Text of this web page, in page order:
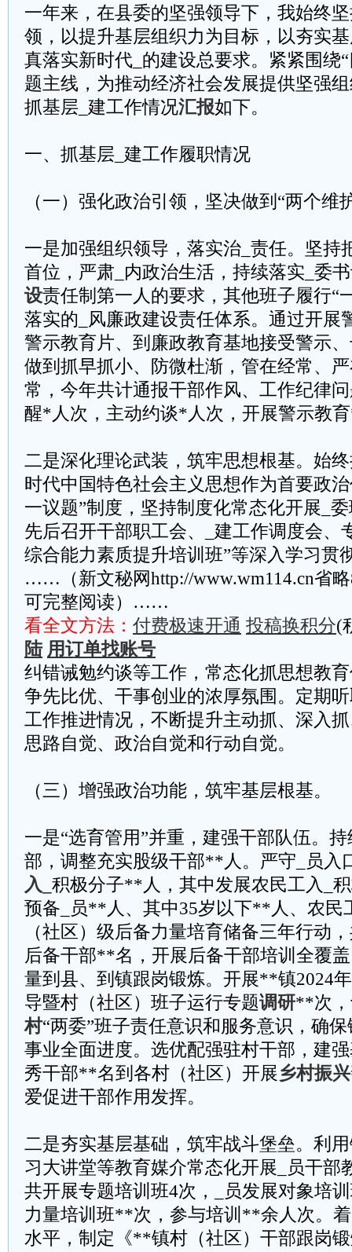
一年来，在县委的坚强领导下，我始终
领，以提升基层组织力为目标，以夯实
真落实新时代_的建设总要求。紧紧围绕
题主线，为推动经济社会发展提供坚强
抓基层_建工作情况汇报如下。
一、抓基层_建工作履职情况
（一）强化政治引领，坚决做到“两个维
一是加强组织领导，落实治_责任。坚持
首位，严肃_内政治生活，持续落实_委
设责任制第一人的要求，其他班子履行“
落实的_风廉政建设责任体系。通过开展
警示教育片、到廉政教育基地接受警示
做到抓早抓小、防微杜渐，管在经常、
常，今年共计通报干部作风、工作纪律
醒*人次，主动约谈*人次，开展警示教
二是深化理论武装，筑牢思想根基。始
时代中国特色社会主义思想作为首要政
一议题”制度，坚持制度化常态化开展_
先后召开干部职工会、_建工作调度会、
综合能力素质提升培训班”等深入学习贯
……（新文秘网http://www.wm114.cn省
可完整阅读）……
看全文方法： 付费极速开通 投稿换积分(
陆 用订单找账号
纠错诫勉约谈等工作，常态化抓思想教
争先比优、干事创业的浓厚氛围。定期
工作推进情况，不断提升主动抓、深入
思路自觉、政治自觉和行动自觉。
（三）增强政治功能，筑牢基层根基。
一是“选育管用”并重，建强干部队伍。
部，调整充实股级干部**人。严守_员入
入_ 积极分子**人，其中发展农民工入_
预备_员**人、其中35岁以下**人、农民
（社区）级后备力量培育储备三年行动
后备干部**名，开展后备干部培训全覆
量到县、到镇跟岗锻炼。开展**镇2024
导暨村（社区）班子运行专题调研**次
村“两委”班子责任意识和服务意识，确
事业全面进度。选优配强驻村干部，建
秀干部**名到各村（社区）开展 乡村振兴
爱促进干部作用发挥。
二是夯实基层基础，筑牢战斗堡垒。利
习大讲堂等教育媒介常态化开展_员干部
共开展专题培训班4次，_员发展对象培
力量培训班**次，参与培训**余人次。
水平，制定《**镇村（社区）干部跟岗